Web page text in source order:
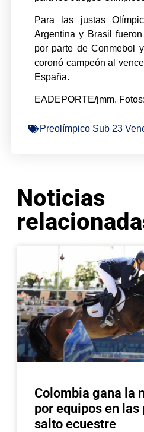
Para las justas
Argentina y Brasil
por parte de Conmebol y
coronó campeón al
España.
EADEPORTE/jmm.
Preolímpico Sub 23
Noticias
Colombia gana la
por equipos en las
salto ecuestre